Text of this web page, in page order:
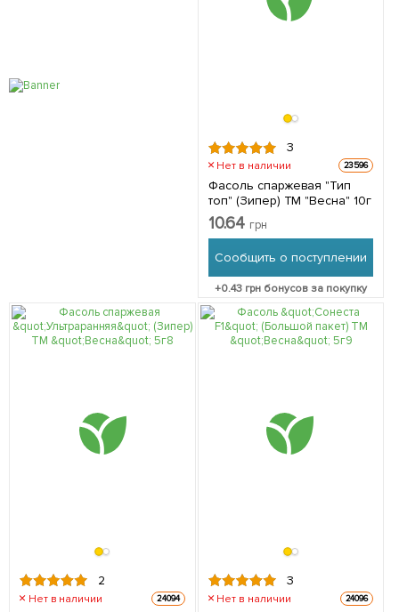
3
Нет в наличии 23596
Фасоль спаржевая "Тип
топ" (Зипер) ТМ "Весна" 10г
10.64 грн
Сообщить о поступлении
+0.43 грн бонусов за покупку
2
Нет в наличии 24094
3
Нет в наличии 24096